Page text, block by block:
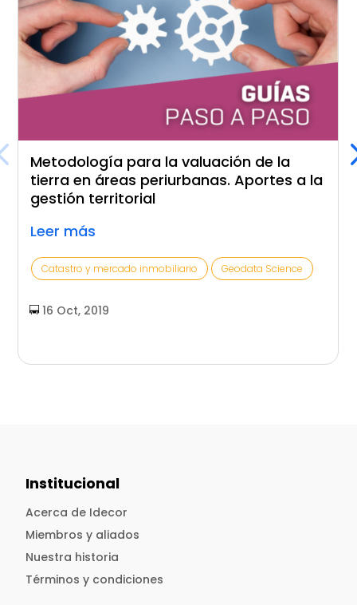
Metodología para la valuación de la
tierra en áreas periurbanas. Aportes a la
gestión territorial
Leer más
Catastro y mercado inmobiliario Geodata Science
16 Oct, 2019
Institucional
Acerca de Idecor
Miembros y aliados
Nuestra historia
Términos y condiciones